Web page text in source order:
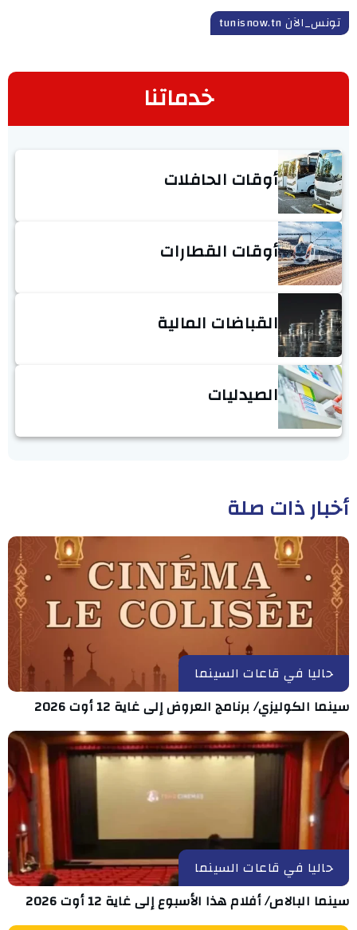
تونس_الآن tunisnow.tn
خدماتنا
أوقات الحافلات
أوقات القطارات
القباضات المالية
الصيدليات
أخبار ذات صلة
حاليا في قاعات السينما
سينما الكوليزي/ برنامج العروض إلى غاية 12 أوت 2026
حاليا في قاعات السينما
سينما البالاص/ أفلام هذا الأسبوع إلى غاية 12 أوت 2026